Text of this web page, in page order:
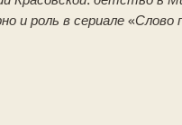
и роль в сериале